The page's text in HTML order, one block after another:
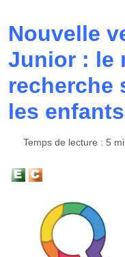
Nouvelle
Junior : le
recherche
les
Temps de lecture : 5